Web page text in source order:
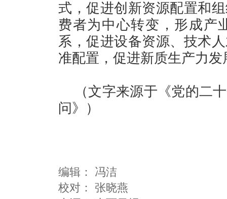
式，促进创新资源配置和
费者为中心转变，形成产
系，促进设备资源、技术
准配置，促进新质生产力发
（文字来源于《党的二
问》）
编辑： 冯洁
校对： 张晓燕